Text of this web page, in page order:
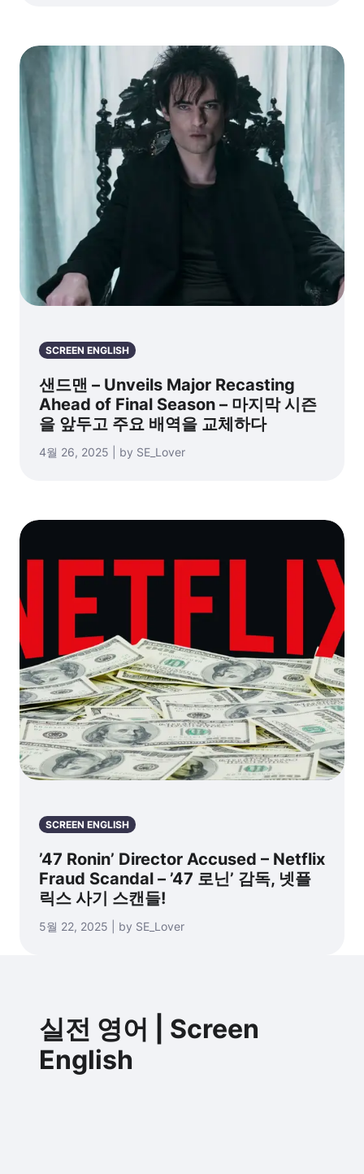
SCREEN ENGLISH
샌드맨 – Unveils Major Recasting
Ahead of Final Season – 마지막 시즌
을 앞두고 주요 배역을 교체하다
4월 26, 2025 | by SE_Lover
SCREEN ENGLISH
’47 Ronin’ Director Accused – Netflix
Fraud Scandal – ’47 로닌’ 감독, 넷플
릭스 사기 스캔들!
5월 22, 2025 | by SE_Lover
실전 영어 | Screen
English